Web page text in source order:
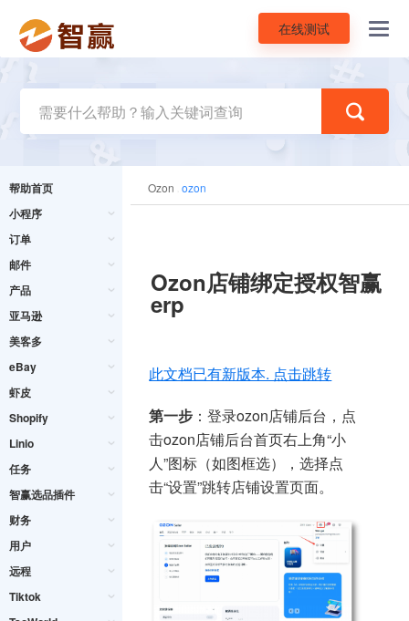
在线测试
帮助首页
小程序
订单
邮件
产品
亚马逊
美客多
eBay
虾皮
Shopify
Linio
任务
智赢选品插件
财务
用户
远程
Tiktok
Ozon ozon
Ozon店铺绑定授权智赢
erp
此文档已有新版本. 点击跳转
第一步 ：登录ozon店铺后台，点
击ozon店铺后台首页右上角“小
人”图标（如图框选），选择点
击“设置”跳转店铺设置页面。